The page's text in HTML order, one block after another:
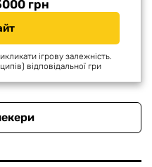
грн
ігрову залежність.
відповідальної гри